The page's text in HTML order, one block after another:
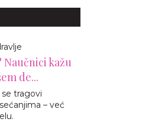
Naučnici kažu
de...
tragovi
– već